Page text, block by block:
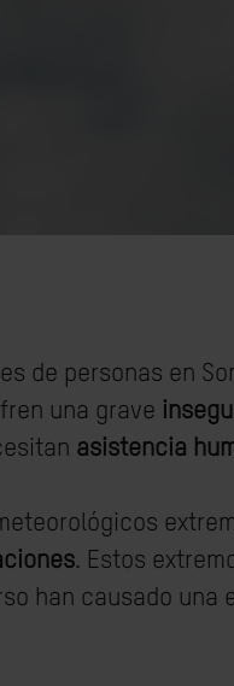
de personas en
una grave
asistencia
. Estos
han causado una